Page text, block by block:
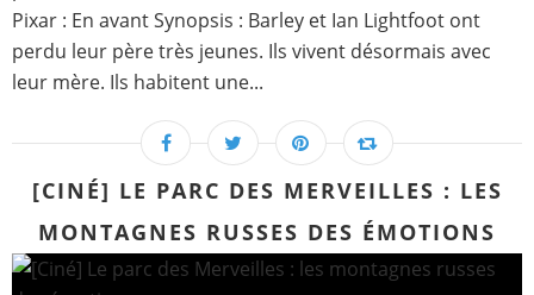
Pixar : En avant Synopsis : Barley et Ian Lightfoot ont
perdu leur père très jeunes. Ils vivent désormais avec
leur mère. Ils habitent une...
[CINÉ] LE PARC DES MERVEILLES : LES
MONTAGNES RUSSES DES ÉMOTIONS